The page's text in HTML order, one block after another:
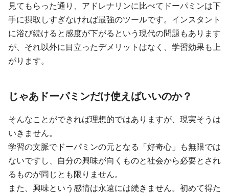
見てもらった通り、アドレナリンに比べてドーパミンは下
手に摂取しすぎなければ最強のツールです。インスタント
に浴び続けると感度が下がるという現代の問題もあります
が、それ以外に目立ったデメリットはなく、学習効果も上
がります。
じゃあドーパミンだけ使えばいいのか？
そんなことができれば理想的ではありますが、現実そうは
いきません。
学習の文脈でドーパミンの元となる「好奇心」も無限では
ないですし、自分の興味が向くものと社会から必要とされ
るものが同じとも限りません。
また、興味という感情は永遠には続きません。初めて得た